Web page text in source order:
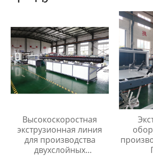
Высокоскоростная
экструзионная линия
для производства
двухслойных